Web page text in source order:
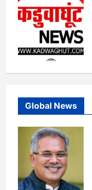
Global News